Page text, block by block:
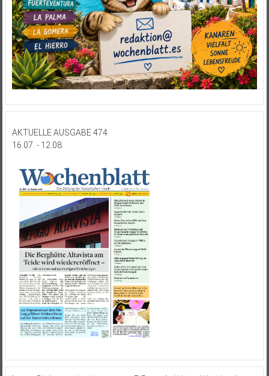
AKTUELLE AUSGABE 474
16.07. - 12.08.